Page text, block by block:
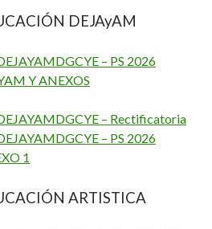
DEJAyAM
– PS 2026
Y ANEXOS
– Rectificatoria
– PS 2026
1
ARTISTICA